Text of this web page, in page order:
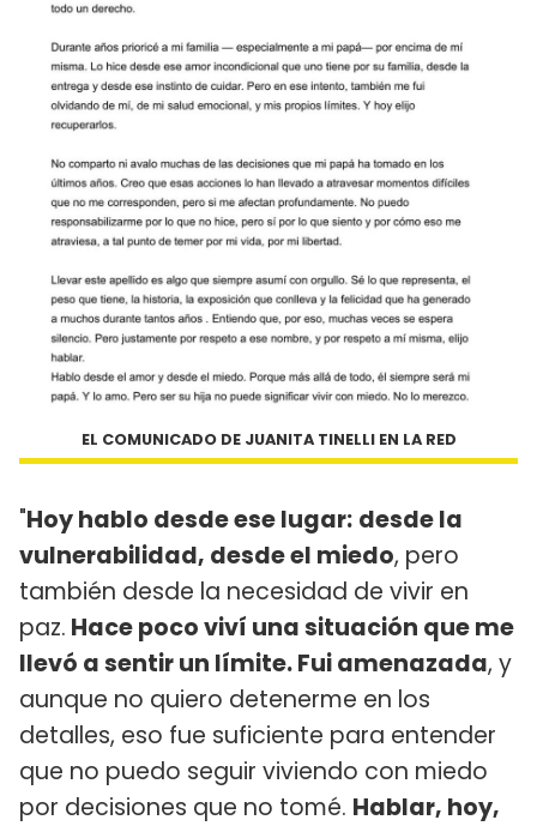
EL COMUNICADO DE JUANITA TINELLI EN LA RED
"Hoy hablo desde ese lugar: desde la
vulnerabilidad, desde el miedo, pero
también desde la necesidad de vivir en
paz. Hace poco viví una situación que me
llevó a sentir un límite. Fui amenazada, y
aunque no quiero detenerme en los
detalles, eso fue suficiente para entender
que no puedo seguir viviendo con miedo
por decisiones que no tomé. Hablar, hoy,